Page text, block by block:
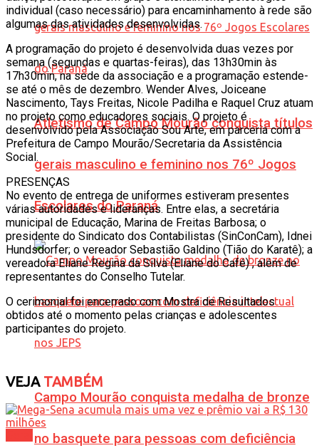
Atletismo de Campo Mourão conquista títulos
gerais masculino e feminino nos 76º Jogos
Escolares do Paraná
Campo Mourão conquista medalha de bronze
no basquete para pessoas com deficiência
individual (caso necessário) para encaminhamento à rede são
algumas das atividades desenvolvidas.
A programação do projeto é desenvolvida duas vezes por
semana (segundas e quartas-feiras), das 13h30min às
17h30min, na sede da associação e a programação estende-
se até o mês de dezembro. Wender Alves, Joiceane
Nascimento, Tays Freitas, Nicole Padilha e Raquel Cruz atuam
no projeto como educadores sociais. O projeto é
desenvolvido pela Associação Sou Arte, em parceria com a
Prefeitura de Campo Mourão/Secretaria da Assistência
Social.
PRESENÇAS
No evento de entrega de uniformes estiveram presentes
várias autoridades e lideranças. Entre elas, a secretária
municipal de Educação, Marina de Freitas Barbosa; o
presidente do Sindicato dos Contabilistas (SinConCam), Idnei
Hundsdorfer; o vereador Sebastião Galdino (Tião do Karatê); a
vereadora Eliane Regina da Silva (Eliane do Café) , além de
representantes do Conselho Tutelar.
O cerimonial foi encerrado com Mostra de Resultados
obtidos até o momento pelas crianças e adolescentes
participantes do projeto.
VEJATAMBÉM